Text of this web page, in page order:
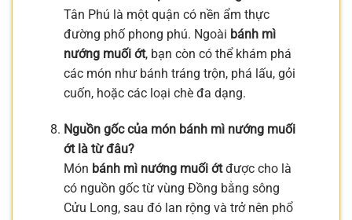
Tân Phú là một quận có nền ẩm thực
đường phố phong phú. Ngoài bánh mì
nướng muối ớt, bạn còn có thể khám phá
các món như bánh tráng trộn, phá lấu, gỏi
cuốn, hoặc các loại chè đa dạng.
Nguồn gốc của món bánh mì nướng muối
ớt là từ đâu?
Món bánh mì nướng muối ớtđược cho là
có nguồn gốc từ vùng Đồng bằng sông
Cửu Long, sau đó lan rộng và trở nên phổ